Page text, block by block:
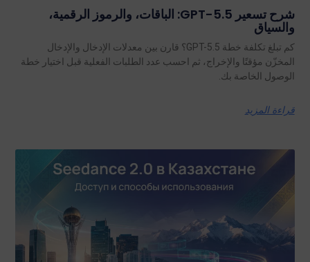
شرح تسعير GPT-5.5: الباقات، والرموز الرقمية،
والسياق
كم تبلغ تكلفة خطة GPT-5.5؟ قارن بين معدلات الإدخال والإدخال
المخزّن مؤقتًا والإخراج، ثم احسب عدد الطلبات الفعلية قبل اختيار خطة
الوصول الخاصة بك.
قراءة المزيد